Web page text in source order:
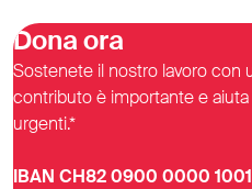
Dona ora
Sostenete il nostro lavoro con
contributo è importante e
urgenti.*
IBAN CH82 0900 0000